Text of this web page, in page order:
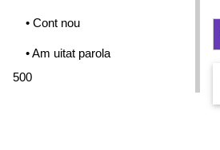
• Cont nou
• Am uitat parola
500